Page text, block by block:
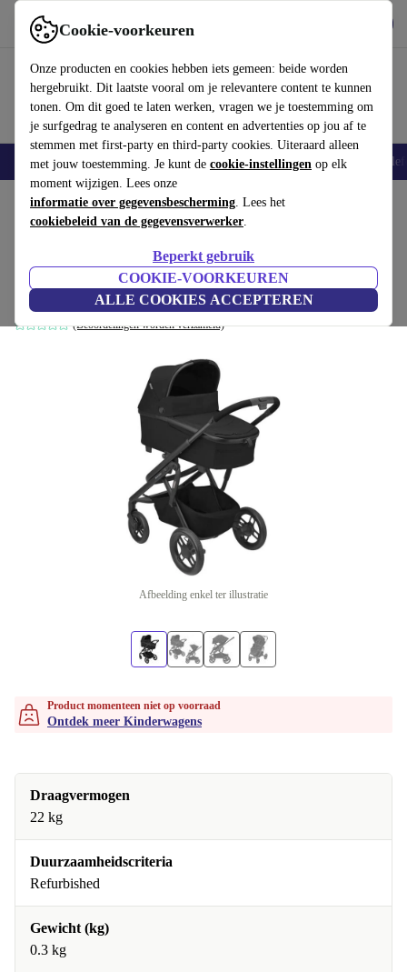
Cookie-voorkeuren
Onze producten en cookies hebben iets gemeen: beide worden
hergebruikt. Dit laatste vooral om je relevantere content te kunnen
tonen. Om dit goed te laten werken, vragen we je toestemming om
je surfgedrag te analyseren en content en advertenties op jou af te
stemmen met first-party en third-party cookies. Uiteraard alleen
met jouw toestemming. Je kunt de cookie-instellingen op elk
moment wijzigen. Lees onze
informatie over gegevensbescherming. Lees het
cookiebeleid van de gegevensverwerker.
Beperkt gebruik
COOKIE-VOORKEUREN
ALLE COOKIES ACCEPTEREN
Gebruik refurbed snel en eenvoudig
Smartphones Laptops Tablets Smartwatches Accessoires
Home Baby & kinderen Kinderwagens & Buggy's Kinderwagens
Maxi-Cosi Lila XP Plus
Combikinderwagen
zwart
(Beoordelingen worden verzameld)
Afbeelding enkel ter illustratie
Product momenteen niet op voorraad
Ontdek meer Kinderwagens
Draagvermogen
22 kg
Duurzaamheidscriteria
Refurbished
Gewicht (kg)
0.3 kg